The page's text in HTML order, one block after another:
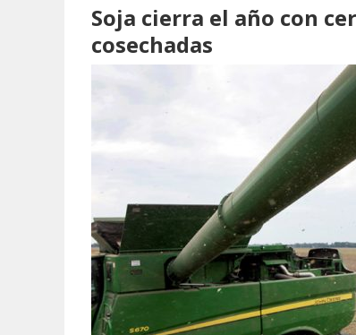
Soja cierra el año con
cosechadas